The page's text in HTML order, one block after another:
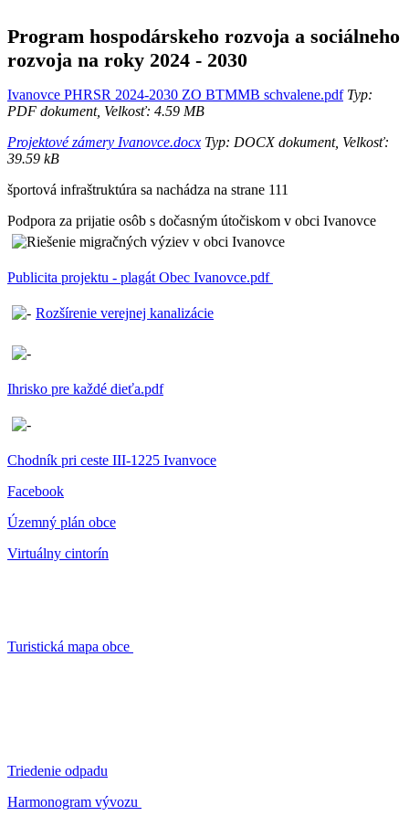
Program hospodárskeho rozvoja a sociálneho
rozvoja na roky 2024 - 2030
Ivanovce PHRSR 2024-2030 ZO BTMMB schvalene.pdfTyp:
PDF dokument, Velkosť: 4.59 MB
Projektové zámery Ivanovce.docx Typ: DOCX dokument, Velkosť:
39.59 kB
športová infraštruktúra sa nachádza na strane 111
Podpora za prijatie osôb s dočasným útočiskom v obci Ivanovce
Publicita projektu - plagát Obec Ivanovce.pdf
Rozšírenie verejnej kanalizácie
Ihrisko pre každé dieťa.pdf
Chodník pri ceste III-1225 Ivanvoce
Facebook
Územný plán obce
Virtuálny cintorín
Turistická mapa obce
Triedenie odpadu
Harmonogram vývozu